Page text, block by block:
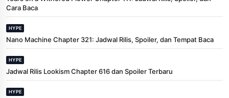
Cara Baca
HYPE
Nano Machine Chapter 321: Jadwal Rilis, Spoiler, dan Tempat Baca
HYPE
Jadwal Rilis Lookism Chapter 616 dan Spoiler Terbaru
HYPE